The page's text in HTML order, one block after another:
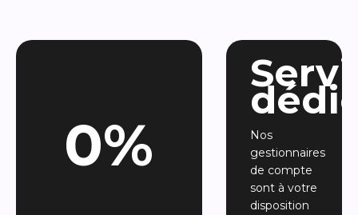
0%
Nos
gestionnaires
de compte
sont à votre
disposition